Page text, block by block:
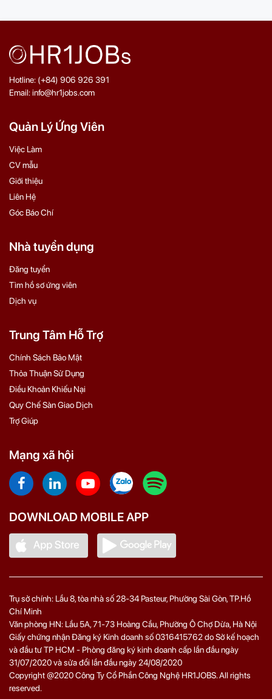
Hotline: (+84) 906 926 391
Email: info@hr1jobs.com
Quản Lý Ứng Viên
Việc Làm
CV mẫu
Giới thiệu
Liên Hệ
Góc Báo Chí
Nhà tuyển dụng
Đăng tuyển
Tìm hồ sơ ứng viên
Dịch vụ
Trung Tâm Hỗ Trợ
Chính Sách Bảo Mật
Thỏa Thuận Sử Dụng
Điều Khoản Khiếu Nại
Quy Chế Sàn Giao Dịch
Trợ Giúp
Mạng xã hội
DOWNLOAD MOBILE APP
Trụ sở chính: Lầu 8, tòa nhà số 28-34 Pasteur, Phường Sài Gòn, TP.Hồ
Chí Minh
Văn phòng HN: Lầu 5A, 71‑73 Hoàng Cầu, Phường Ô Chợ Dừa, Hà Nội
Giấy chứng nhận Đăng ký Kinh doanh số 0316415762 do Sở kế hoạch
và đầu tư TP HCM - Phòng đăng ký kinh doanh cấp lần đầu ngày
31/07/2020 và sửa đổi lần đầu ngày 24/08/2020
Copyright @2020 Công Ty Cổ Phần Công Nghệ HR1JOBS. All rights
reserved.